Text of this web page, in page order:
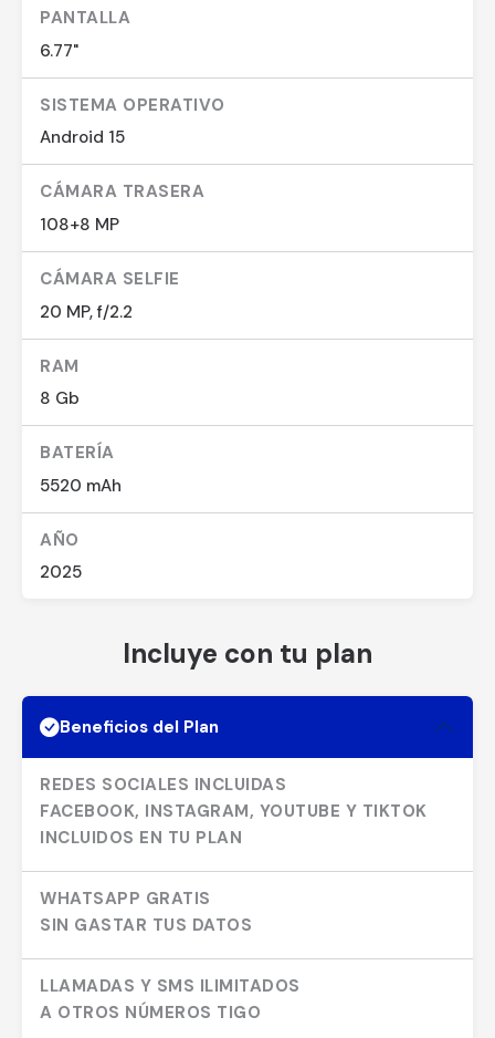
PANTALLA
6.77"
SISTEMA OPERATIVO
Android 15
CÁMARA TRASERA
108+8 MP
CÁMARA SELFIE
20 MP, f/2.2
RAM
8 Gb
BATERÍA
5520 mAh
AÑO
2025
Incluye con tu plan
Beneficios del Plan
REDES SOCIALES INCLUIDAS
FACEBOOK, INSTAGRAM, YOUTUBE Y TIKTOK
INCLUIDOS EN TU PLAN
WHATSAPP GRATIS
SIN GASTAR TUS DATOS
LLAMADAS Y SMS ILIMITADOS
A OTROS NÚMEROS TIGO